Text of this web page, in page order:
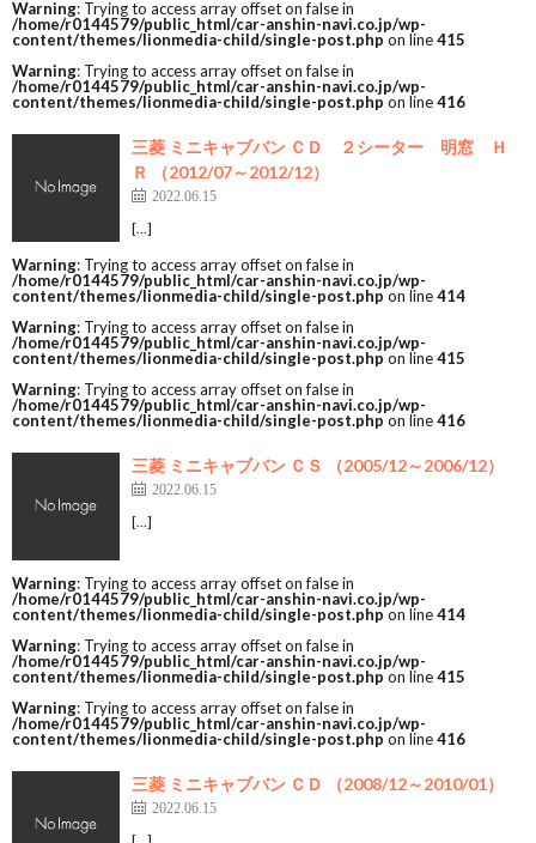
Warning: Trying to access array offset on false in
/home/r0144579/public_html/car-anshin-navi.co.jp/wp-
content/themes/lionmedia-child/single-post.php on line415
Warning: Trying to access array offset on false in
/home/r0144579/public_html/car-anshin-navi.co.jp/wp-
content/themes/lionmedia-child/single-post.php on line416
三菱 ミニキャブバン ＣＤ ２シーター 明窓 Ｈ
Ｒ （2012/07～2012/12）
2022.06.15
[…]
Warning: Trying to access array offset on false in
/home/r0144579/public_html/car-anshin-navi.co.jp/wp-
content/themes/lionmedia-child/single-post.php on line414
Warning: Trying to access array offset on false in
/home/r0144579/public_html/car-anshin-navi.co.jp/wp-
content/themes/lionmedia-child/single-post.php on line415
Warning: Trying to access array offset on false in
/home/r0144579/public_html/car-anshin-navi.co.jp/wp-
content/themes/lionmedia-child/single-post.php on line416
三菱 ミニキャブバン ＣＳ （2005/12～2006/12）
2022.06.15
[…]
Warning: Trying to access array offset on false in
/home/r0144579/public_html/car-anshin-navi.co.jp/wp-
content/themes/lionmedia-child/single-post.php on line414
Warning: Trying to access array offset on false in
/home/r0144579/public_html/car-anshin-navi.co.jp/wp-
content/themes/lionmedia-child/single-post.php on line415
Warning: Trying to access array offset on false in
/home/r0144579/public_html/car-anshin-navi.co.jp/wp-
content/themes/lionmedia-child/single-post.php on line416
三菱 ミニキャブバン ＣＤ （2008/12～2010/01）
2022.06.15